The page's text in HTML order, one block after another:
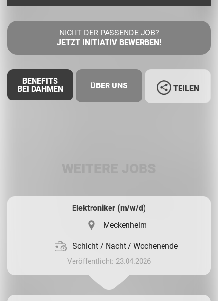
NICHT DER PASSENDE JOB?
JETZT INITIATIV BEWERBEN!
BENEFITS
BEI DAHMEN
ÜBER UNS TEILEN
Elektroniker (m/w/d)
Meckenheim
Schicht / Nacht / Wochenende
Veröffentlicht: 23.04.2026